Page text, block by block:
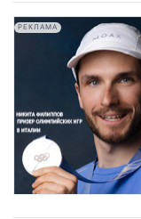
РЕКЛАМА